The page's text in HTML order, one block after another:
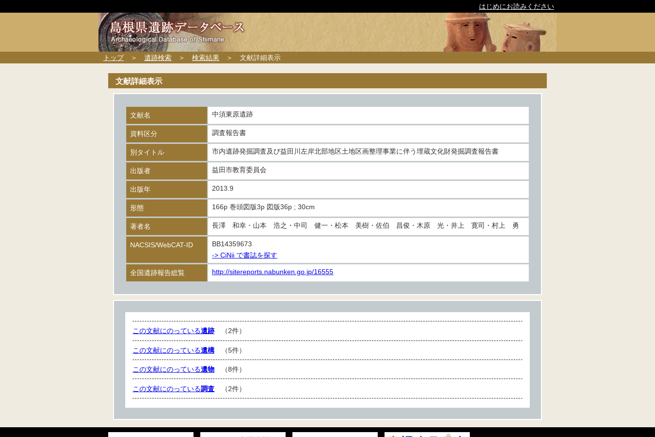
はじめにお読みください
トップ＞ 遺跡検索 ＞ 検索結果 ＞ 文献詳細表示
文献詳細表示
文献名 中須東原遺跡
資料区分 調査報告書
別タイトル 市内遺跡発掘調査及び益田川左岸北部地区土地区画整理事業に伴う埋蔵文化財発掘調査報告書
出版者 益田市教育委員会
出版年 2013.9
形態 166p 巻頭図版3p 図版36p ; 30cm
著者名 長澤 和幸・山本 浩之・中司 健一・松本 美樹・佐伯 昌俊・木原 光・井上 寛司・村上 勇
NACSIS/WebCAT-ID
BB14359673
-> CiNii で書誌を探す
全国遺跡報告総覧 http://sitereports.nabunken.go.jp/16555
この文献にのっている遺跡（2件）
この文献にのっている遺構（5件）
この文献にのっている遺物 （8件）
この文献にのっている調査 （2件）